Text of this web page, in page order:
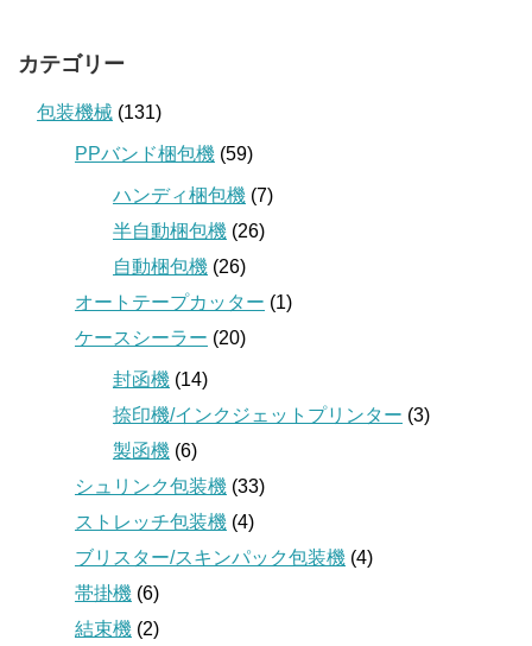
カテゴリー
包装機械 (131)
PPバンド梱包機 (59)
ハンディ梱包機 (7)
半自動梱包機 (26)
自動梱包機 (26)
オートテープカッター (1)
ケースシーラー (20)
封函機 (14)
捺印機/インクジェットプリンター (3)
製函機 (6)
シュリンク包装機 (33)
ストレッチ包装機 (4)
ブリスター/スキンパック包装機 (4)
帯掛機 (6)
結束機 (2)